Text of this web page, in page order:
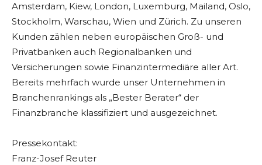
Amsterdam, Kiew, London, Luxemburg, Mailand, Oslo,
Stockholm, Warschau, Wien und Zürich. Zu unseren
Kunden zählen neben europäischen Groß- und
Privatbanken auch Regionalbanken und
Versicherungen sowie Finanzintermediäre aller Art.
Bereits mehrfach wurde unser Unternehmen in
Branchenrankings als „Bester Berater“ der
Finanzbranche klassifiziert und ausgezeichnet.
Pressekontakt:
Franz-Josef Reuter